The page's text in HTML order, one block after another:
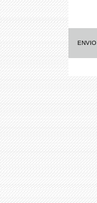
ENVIO